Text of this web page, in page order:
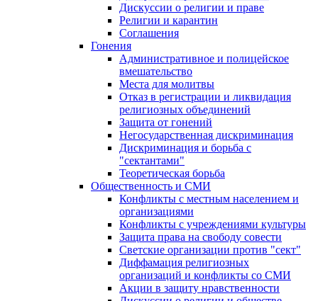
Дискуссии о религии и праве
Религии и карантин
Соглашения
Гонения
Административное и полицейское
вмешательство
Места для молитвы
Отказ в регистрации и ликвидация
религиозных объединений
Защита от гонений
Негосударственная дискриминация
Дискриминация и борьба с
"сектантами"
Теоретическая борьба
Общественность и СМИ
Конфликты с местным населением и
организациями
Конфликты с учреждениями культуры
Защита права на свободу совести
Светские организации против "сект"
Диффамация религиозных
организаций и конфликты со СМИ
Акции в защиту нравственности